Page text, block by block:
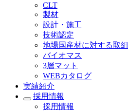
CLT
製材
設計・施工
技術認定
地場国産材に対する取組
バイオマス
3層マット
WEBカタログ
実績紹介
採用情報
採用情報